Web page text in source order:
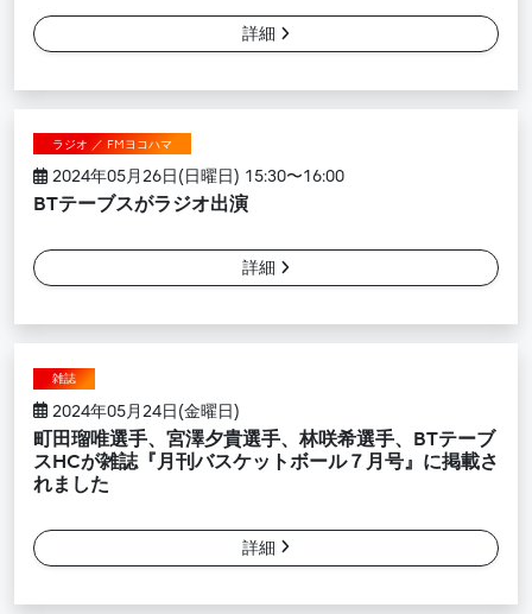
詳細
ラジオ ／ FMヨコハマ
2024年05月26日(日曜日) 15:30〜16:00
BTテーブスがラジオ出演
詳細
雑誌
2024年05月24日(金曜日)
町田瑠唯選手、宮澤夕貴選手、林咲希選手、BTテーブ
スHCが雑誌『月刊バスケットボール７月号』に掲載さ
れました
詳細